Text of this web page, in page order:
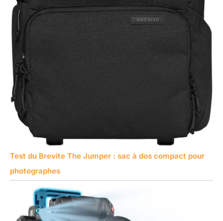
Test du Brevite The Jumper : sac à dos compact pour
photographes